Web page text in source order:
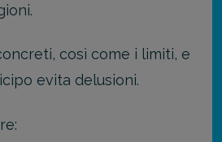
così come i limiti, e
evita delusioni.